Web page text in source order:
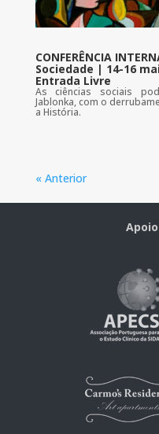
CONFERÊNCIA
Sociedade | 14-16
Entrada Livre
As ciências sociais
Jablonka, com o
a História.
« Anterior